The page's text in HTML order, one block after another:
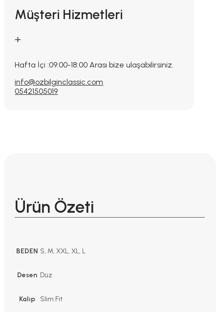
Müşteri Hizmetleri
Hafta İçi :09:00-18:00 Arası bize ulaşabilirsiniz.
info@ozbilginclassic.com
05421505019
Ürün Özeti
BEDEN S, M, XXL, XL, L
Desen Düz
Kalıp Slim Fit